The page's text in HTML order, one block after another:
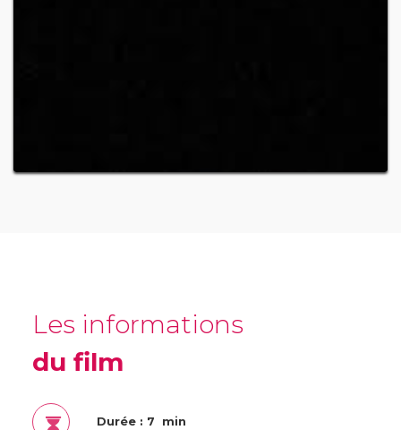
Les informations
du film
Durée : 7 min